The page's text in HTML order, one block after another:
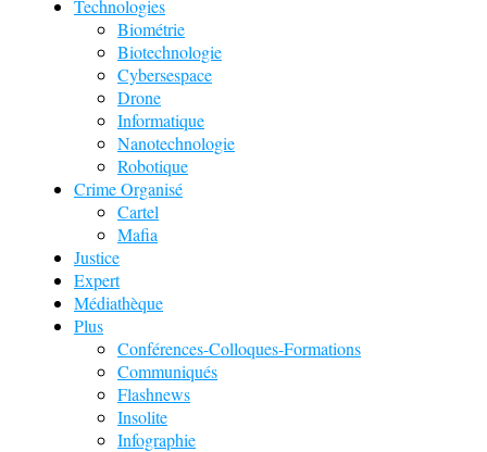
Technologies
Biométrie
Biotechnologie
Cybersespace
Drone
Informatique
Nanotechnologie
Robotique
Crime Organisé
Cartel
Mafia
Justice
Expert
Médiathèque
Plus
Conférences-Colloques-Formations
Communiqués
Flashnews
Insolite
Infographie